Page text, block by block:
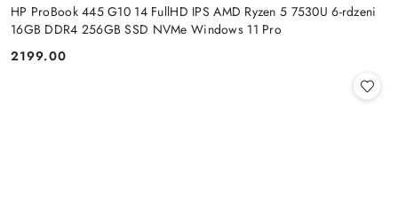
HP ProBook 445 G10 14 FullHD IPS AMD Ryzen 5 7530U 6-rdzeni
16GB DDR4 256GB SSD NVMe Windows 11 Pro
Cena:
2199.00